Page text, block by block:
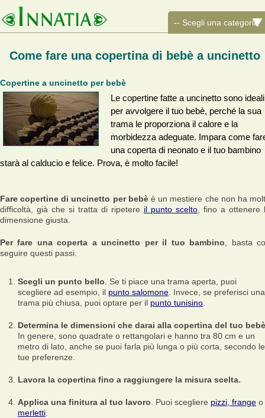
Come fare una copertina di bebè a uncinetto
Copertine a uncinetto per bebè
Le copertine fatte a uncinetto sono ideali
per avvolgere il tuo bebè, perché la sua
trama le proporziona il calore e la
morbidezza adeguate. Impara come
una coperta di neonato e il tuo bambino
starà al calducio e felice. Prova, è molto facile!
Fare copertine di uncinetto per bebèè un mestiere che non ha
difficoltà, già che si tratta di ripetere il punto scelto , fino a ottenere
dimensione giusta.
Per fare una coperta a uncinetto per il tuo bambino , basta
seguire questi passi.
Scegli un punto bello . Se ti piace una trama aperta, puoi
scegliere ad esempio, il punto salomone . Invece, se preferisci una
trama più chiusa, puoi optare per il punto tunisino
Determina le dimensioni che darai alla copertina del tuo
In genere, sono quadrate o rettangolari e hanno tra 80 cm e un
metro di lato, anche se puoi farla più lunga o più corta, secondo le
tue preferenze.
Lavora la copertina fino a raggiungere la misura scelta.
Applica una finitura al tuo lavoro . Puoi scegliere pizzi, frange o
merletti